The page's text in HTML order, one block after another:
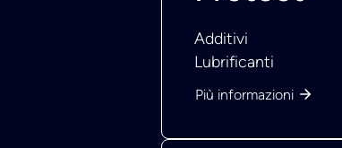
Additivi
Lubrificanti
Più informazioni